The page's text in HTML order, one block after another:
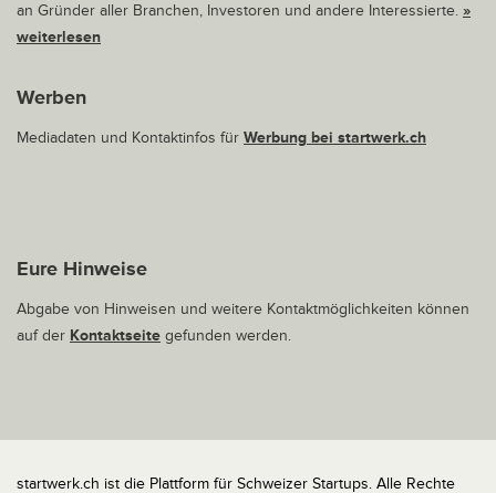
an Gründer aller Branchen, Investoren und andere Interessierte. »
weiterlesen
Werben
Mediadaten und Kontaktinfos für Werbung bei startwerk.ch
Eure Hinweise
Abgabe von Hinweisen und weitere Kontaktmöglichkeiten können
auf der Kontaktseite gefunden werden.
startwerk.ch ist die Plattform für Schweizer Startups. Alle Rechte